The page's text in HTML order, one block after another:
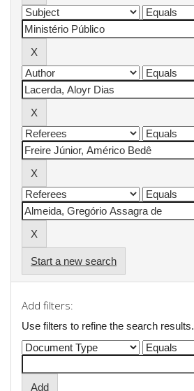
Start a new search
Add filters:
Use filters to refine the search results.